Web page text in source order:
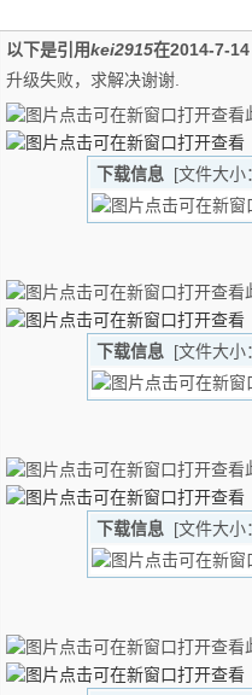
以下是引用kei2915在2014-7-
升级失败，求解决谢谢.
下载信息 [文件大小
下载信息 [文件大小
下载信息 [文件大小